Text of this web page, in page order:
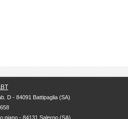
D - 84091 Battipaglia (SA)
piano - 84131 Salerno (SA)